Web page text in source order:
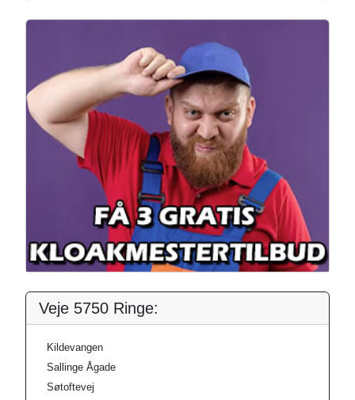
Veje 5750 Ringe:
Kildevangen
Sallinge Ågade
Søtoftevej